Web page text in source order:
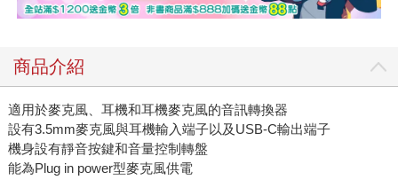
商品介紹
適用於麥克風、耳機和耳機麥克風的音訊轉換器
設有3.5mm麥克風與耳機輸入端子以及USB-C輸出端子
機身設有靜音按鍵和音量控制轉盤
能為Plug in power型麥克風供電